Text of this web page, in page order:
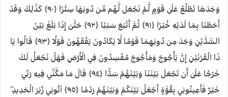
وَجَدَهَا تَطْلُعُ عَلَىٰ قَوْمٍ لَّمْ نَجْعَل لَّهُم مِّن دُونِهَا سِتْرًا ﴿٩٠﴾ كَذَٰلِكَ وَقَدْ
أَحَطْنَا بِمَا لَدَيْهِ خُبْرًا ﴿٩١﴾ ثُمَّ أَتْبَعَ سَبَبًا ﴿٩٢﴾ حَتَّىٰ إِذَا بَلَغَ بَيْنَ
السَّدَّيْنِ وَجَدَ مِن دُونِهِمَا قَوْمًا لَّا يَكَادُونَ يَفْقَهُونَ قَوْلًا ﴿٩٣﴾ قَالُوا يَا
ذَا الْقَرْنَيْنِ إِنَّ يَأْجُوجَ وَمَأْجُوجَ مُفْسِدُونَ فِي الْأَرْضِ فَهَلْ نَجْعَلُ لَكَ
خَرْجًا عَلَىٰ أَن تَجْعَلَ بَيْنَنَا وَبَيْنَهُمْ سَدًّا ﴿٩٤﴾ قَالَ مَا مَكَّنِّي فِيهِ رَبِّي
خَيْرٌ فَأَعِينُونِي بِقُوَّةٍ أَجْعَلْ بَيْنَكُمْ وَبَيْنَهُمْ رَدْمًا ﴿٩٥﴾ آتُونِي زُبَرَ الْحَدِيدِ ۖ